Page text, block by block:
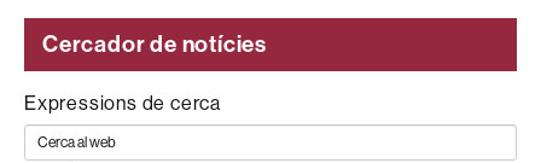
Sociologia
Cercador de notícies
Expressions de cerca